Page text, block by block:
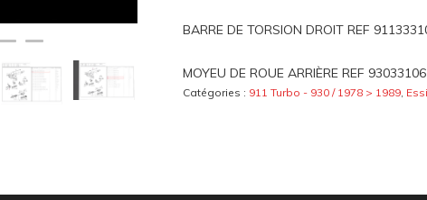
BARRE DE TORSION DROIT REF
MOYEU DE ROUE ARRIÈRE REF
Catégories : 911 Turbo - 930 / 1978 > 1989,